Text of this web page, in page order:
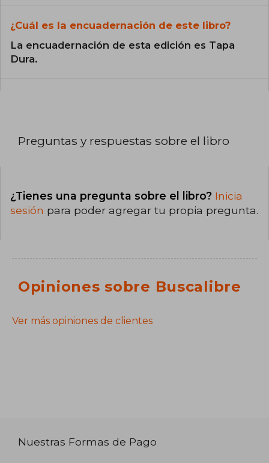
¿Cuál es la encuadernación de este libro?
La encuadernación de esta edición es Tapa
Dura.
Preguntas y respuestas sobre el libro
¿Tienes una pregunta sobre el libro? Inicia
sesión para poder agregar tu propia pregunta.
Opiniones sobre Buscalibre
Ver más opiniones de clientes
Nuestras Formas de Pago